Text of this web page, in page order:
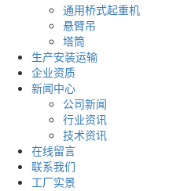
通用桥式起重机
悬臂吊
塔筒
生产安装运输
企业资质
新闻中心
公司新闻
行业资讯
技术资讯
在线留言
联系我们
工厂实景